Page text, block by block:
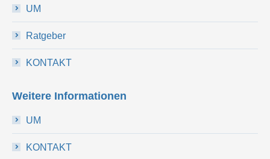
UM
Ratgeber
KONTAKT
Weitere Informationen
UM
KONTAKT